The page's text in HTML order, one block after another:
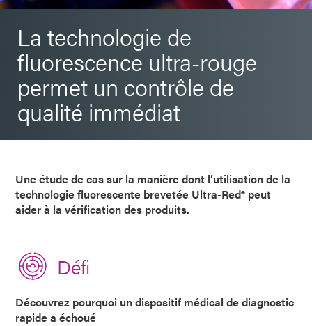
La technologie de
fluorescence ultra-rouge
permet un contrôle de
qualité immédiat
Une étude de cas sur la manière dont l’utilisation de la
technologie fluorescente brevetée Ultra-Red® peut
aider à la vérification des produits.
Défi
Découvrez pourquoi un dispositif médical de diagnostic
rapide a échoué